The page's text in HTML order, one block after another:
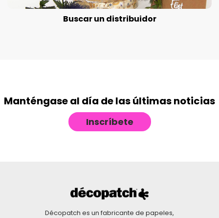
Buscar un distribuidor
Manténgase al día de las últimas noticias
Inscríbete
Décopatch es un fabricante de papeles,